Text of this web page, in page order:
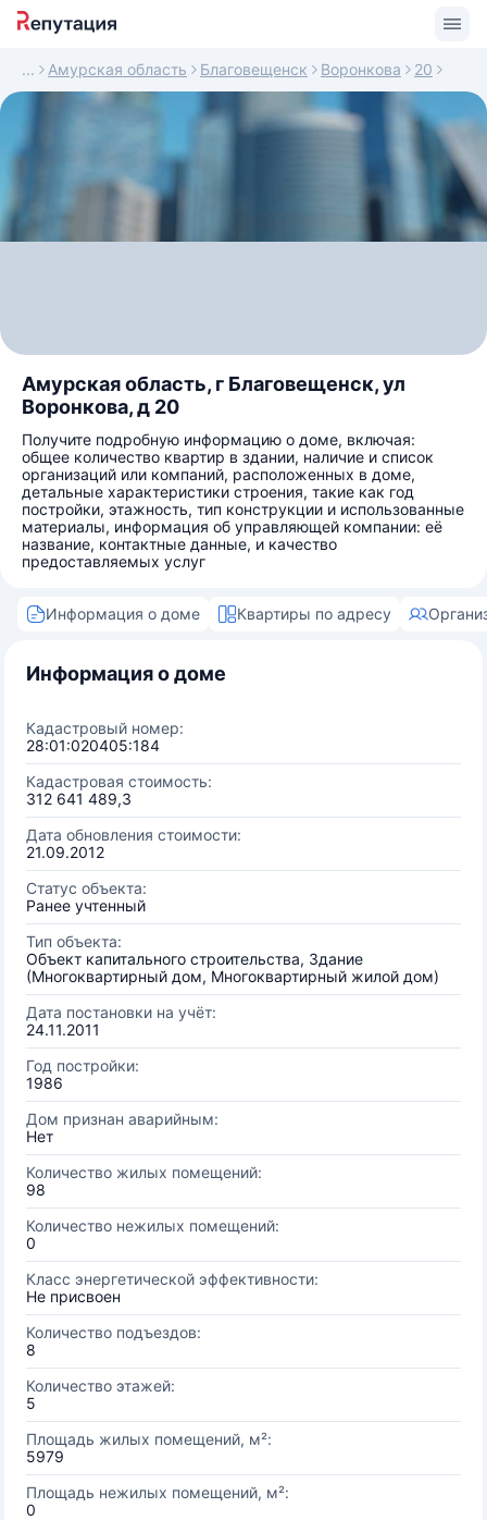
Амурская область Благовещенск Воронкова 20
Амурская область, г Благовещенск, ул
Воронкова, д 20
Получите подробную информацию о доме, включая:
общее количество квартир в здании, наличие и список
организаций или компаний, расположенных в доме,
детальные характеристики строения, такие как год
постройки, этажность, тип конструкции и использованные
материалы, информация об управляющей компании: её
название, контактные данные, и качество
предоставляемых услуг
Информация о доме Квартиры по адресу
Информация о доме
Кадастровый номер:
28:01:020405:184
Кадастровая стоимость:
312 641 489,3
Дата обновления стоимости:
21.09.2012
Статус объекта:
Ранее учтенный
Тип объекта:
Объект капитального строительства, Здание
(Многоквартирный дом, Многоквартирный жилой дом)
Дата постановки на учёт:
24.11.2011
Год постройки:
1986
Дом признан аварийным:
Нет
Количество жилых помещений:
98
Количество нежилых помещений:
0
Класс энергетической эффективности:
Не присвоен
Количество подъездов:
8
Количество этажей:
5
Площадь жилых помещений, м²:
5979
Площадь нежилых помещений, м²:
0